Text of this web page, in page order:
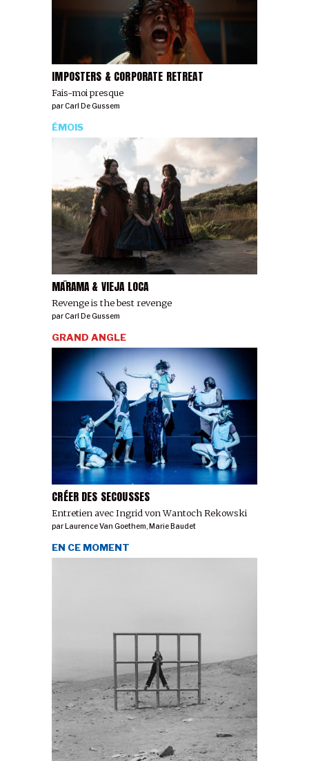
IMPOSTERS & CORPORATE RETREAT
Fais-moi presque
parCarl De Gussem
MĀRAMA & VIEJA LOCA
Revenge is the best revenge
ÉMOIS
parCarl De Gussem
CRÉER DES SECOUSSES
Entretien avec Ingrid von Wantoch Rekowski
GRAND ANGLE
par Laurence Van Goethem, Marie Baudet
EN CE MOMENT